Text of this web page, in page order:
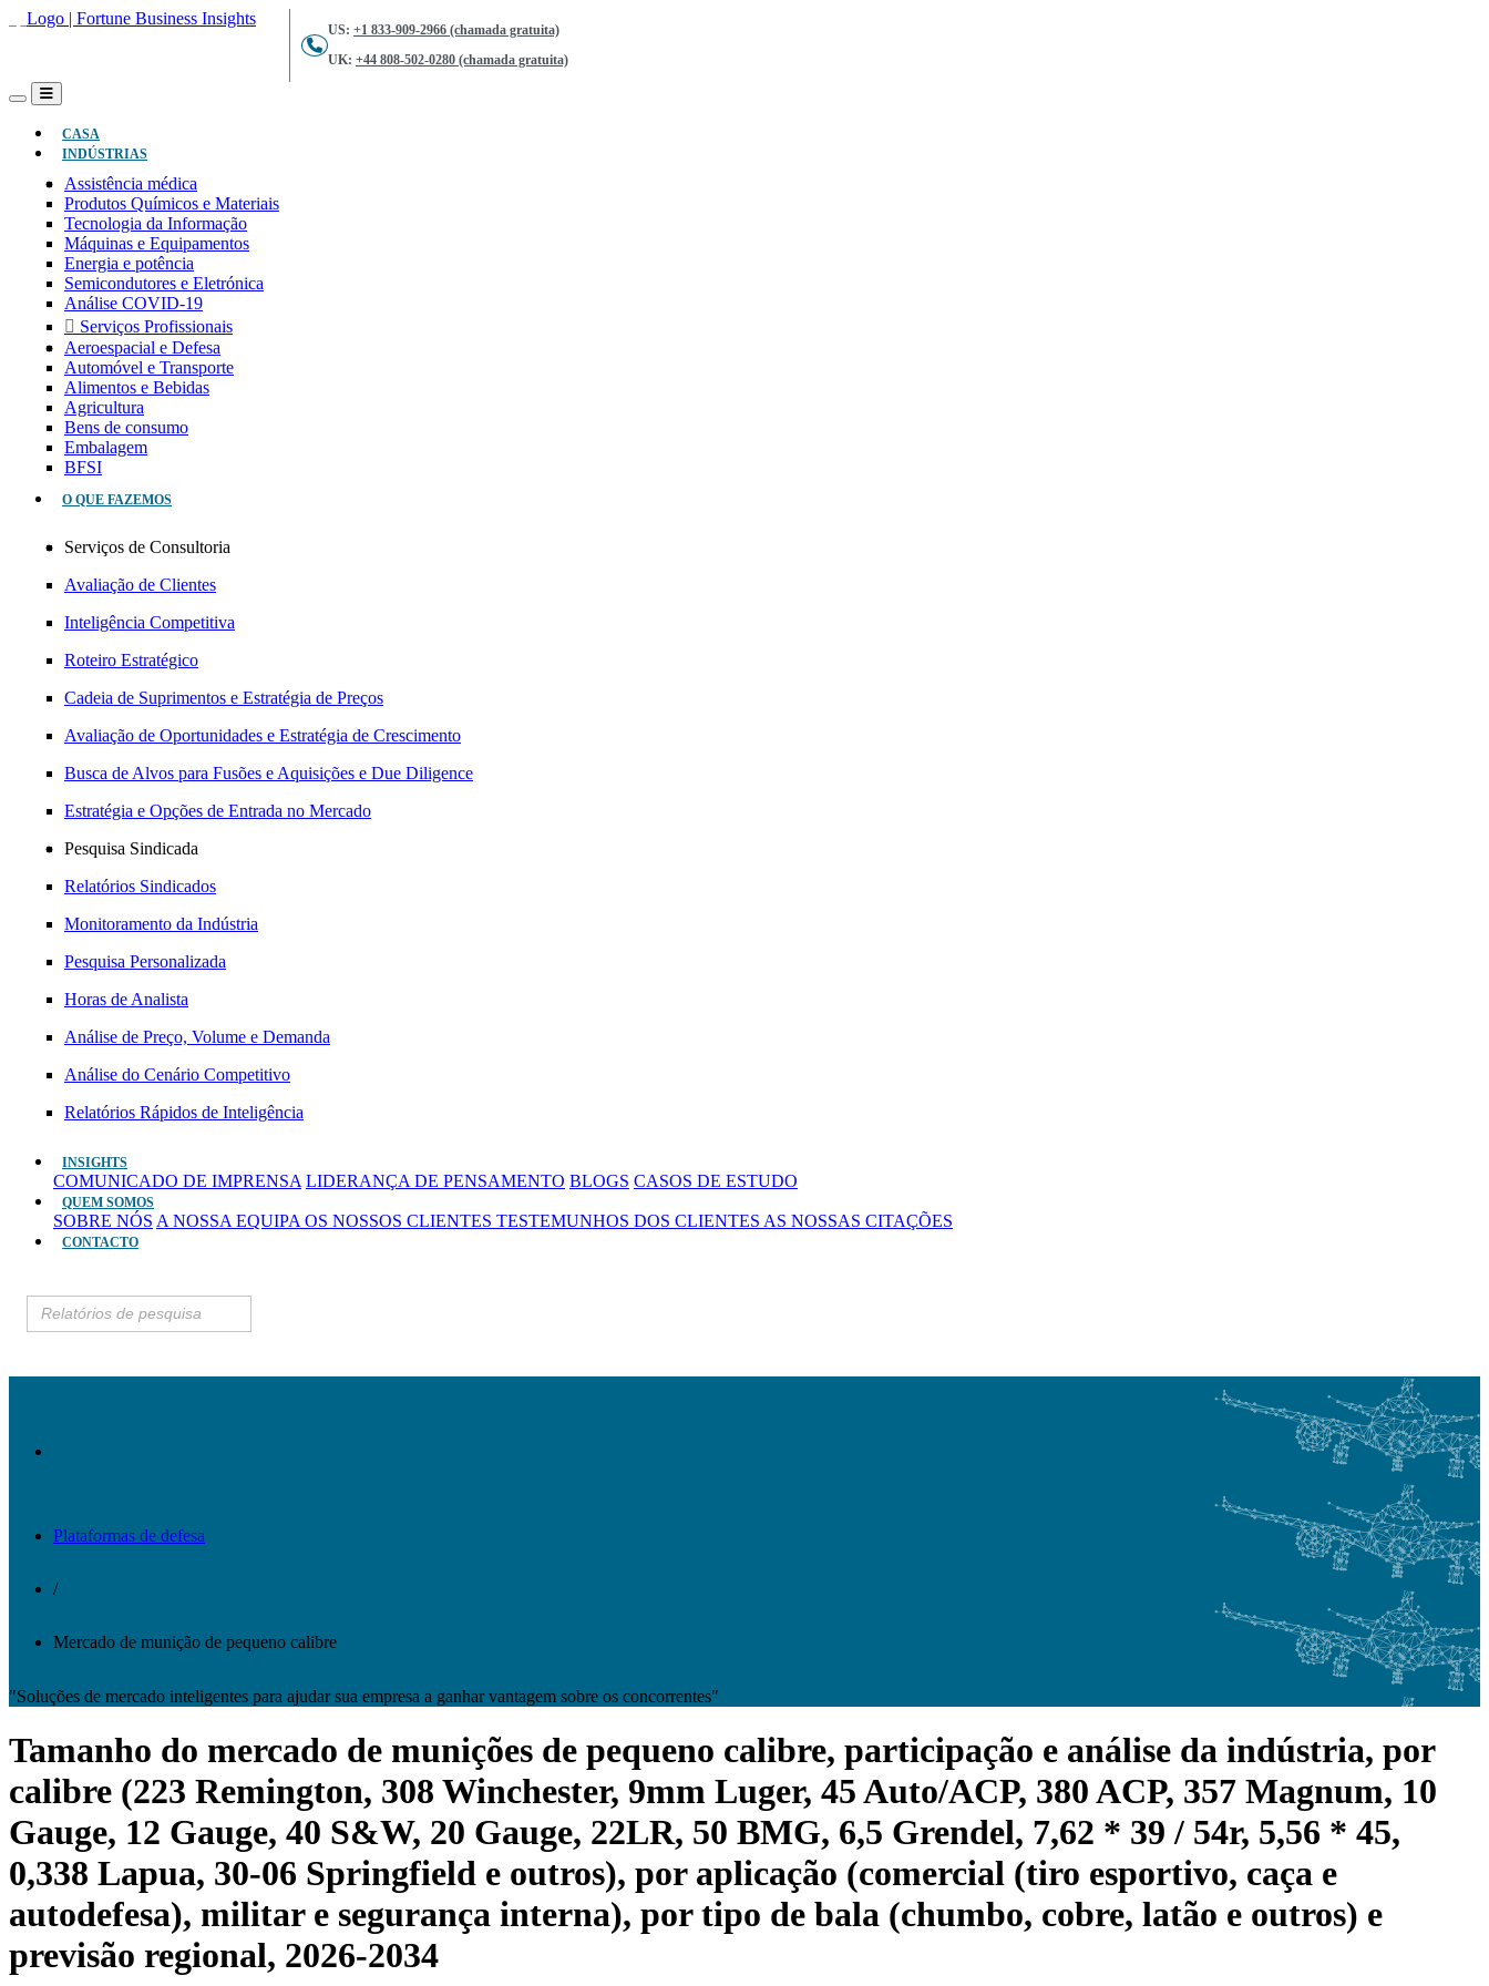
US: +1 833-909-2966 (chamada gratuita)
UK: +44 808-502-0280 (chamada gratuita)
CASA
INDÚSTRIAS
Assistência médica
Produtos Químicos e Materiais
Tecnologia da Informação
Máquinas e Equipamentos
Energia e potência
Semicondutores e Eletrónica
Análise COVID-19
Serviços Profissionais
Aeroespacial e Defesa
Automóvel e Transporte
Alimentos e Bebidas
Agricultura
Bens de consumo
Embalagem
BFSI
O QUE FAZEMOS
Serviços de Consultoria
Avaliação de Clientes
Inteligência Competitiva
Roteiro Estratégico
Cadeia de Suprimentos e Estratégia de Preços
Avaliação de Oportunidades e Estratégia de Crescimento
Busca de Alvos para Fusões e Aquisições e Due Diligence
Estratégia e Opções de Entrada no Mercado
Pesquisa Sindicada
Relatórios Sindicados
Monitoramento da Indústria
Pesquisa Personalizada
Horas de Analista
Análise de Preço, Volume e Demanda
Análise do Cenário Competitivo
Relatórios Rápidos de Inteligência
INSIGHTS
COMUNICADO DE IMPRENSA LIDERANÇA DE PENSAMENTO BLOGS CASOS DE ESTUDO
QUEM SOMOS
SOBRE NÓS A NOSSA EQUIPA OS NOSSOS CLIENTES TESTEMUNHOS DOS CLIENTES AS NOSSAS CITAÇÕES
CONTACTO
Plataformas de defesa
/
Mercado de munição de pequeno calibre
"Soluções de mercado inteligentes para ajudar sua empresa a ganhar vantagem sobre os concorrentes"
Tamanho do mercado de munições de pequeno calibre, participação e análise da indústria, por
calibre (223 Remington, 308 Winchester, 9mm Luger, 45 Auto/ACP, 380 ACP, 357 Magnum, 10
Gauge, 12 Gauge, 40 S&W, 20 Gauge, 22LR, 50 BMG, 6,5 Grendel, 7,62 * 39 / 54r, 5,56 * 45,
0,338 Lapua, 30-06 Springfield e outros), por aplicação (comercial (tiro esportivo, caça e
autodefesa), militar e segurança interna), por tipo de bala (chumbo, cobre, latão e outros) e
previsão regional, 2026-2034